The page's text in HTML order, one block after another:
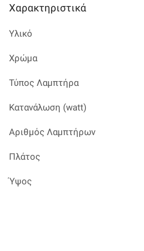
Χαρακτηριστικά
Υλικό
Χρώμα
Τύπος Λαμπτήρα
Κατανάλωση (watt)
Αριθμός Λαμπτήρων
Πλάτος
Ύψος